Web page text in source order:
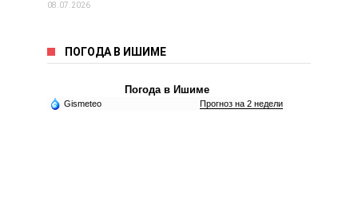
08.07.2026
ПОГОДА В ИШИМЕ
Погода в Ишиме
Gismeteo Прогноз на 2 недели